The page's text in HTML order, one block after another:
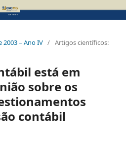
2003 – Ano IV / Artigos científicos:
está em
sobre os
contábil